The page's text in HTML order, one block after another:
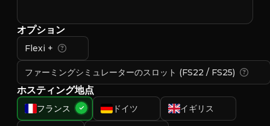
オプション
Flexi +
ファーミングシミュレーターのスロット (FS22 / FS25)
ホスティング地点
フランス ドイツ イギリス